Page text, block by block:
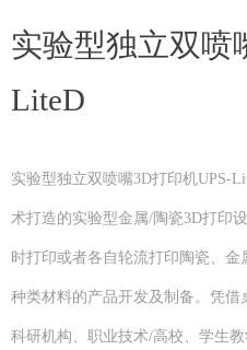
实验型独立双喷
LiteD
实验型独立双喷嘴3D打印机UPS-
术打造的实验型金属/陶瓷3D打印
时打印或者各自轮流打印陶瓷、
种类材料的产品开发及制备。凭
科研机构、职业技术/高校、学生